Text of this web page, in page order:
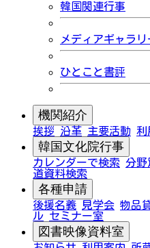
韓国関連行事
メディアギャラリ
ひとこと書評
機関紹介
挨拶 沿革 主要活動 利
韓国文化院行事
カレンダーで検索 分野
道資料検索
各種申請
後援名義 見学会 物品
ル セミナー室
図書映像資料室